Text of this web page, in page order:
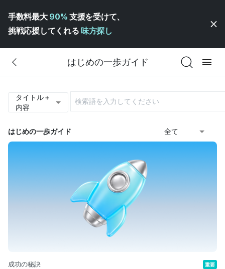
手数料最大 90% 支援を受けて、
挑戦応援してくれる 味方探し
はじめの一歩ガイド
タイトル＋
内容
はじめの一歩ガイド 全て
成功の秘訣 重要